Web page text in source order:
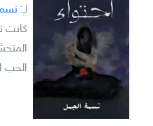
لـِ:
كانت
الحب